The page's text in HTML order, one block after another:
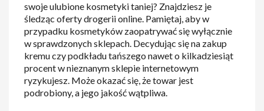
swoje ulubione kosmetyki taniej? Znajdziesz je
śledząc oferty drogerii online. Pamiętaj, aby w
przypadku kosmetyków zaopatrywać się wyłącznie
w sprawdzonych sklepach. Decydując się na zakup
kremu czy podkładu tańszego nawet o kilkadziesiąt
procent w nieznanym sklepie internetowym
ryzykujesz. Może okazać się, że towar jest
podrobiony, a jego jakość wątpliwa.